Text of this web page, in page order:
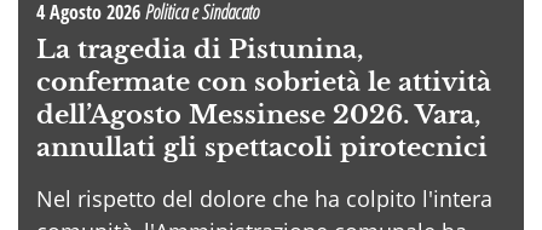
4 Agosto 2026Politica e Sindacato
La tragedia di Pistunina,
confermate con sobrietà le attività
dell’Agosto Messinese 2026. Vara,
annullati gli spettacoli pirotecnici
Nel rispetto del dolore che ha colpito l'intera